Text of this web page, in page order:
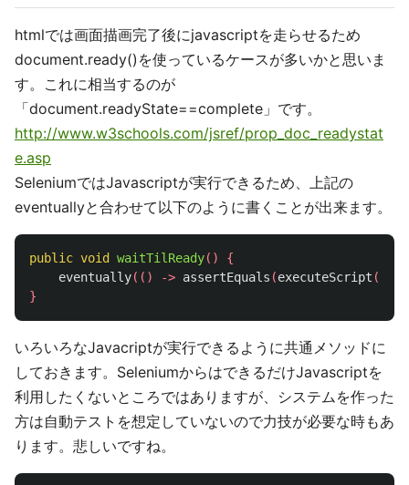
htmlでは画面描画完了後にjavascriptを走らせるため
document.ready()を使っているケースが多いかと思いま
す。これに相当するのが
「document.readyState==complete」です。
http://www.w3schools.com/jsref/prop_doc_readystat
e.asp
SeleniumではJavascriptが実行できるため、上記の
eventuallyと合わせて以下のように書くことが出来ます。
public void waitTilReady()
{
eventually(() -> assertEquals (executeScript (
}
いろいろなJavacriptが実行できるように共通メソッドに
しておきます。SeleniumからはできるだけJavascriptを
利用したくないところではありますが、システムを作った
方は自動テストを想定していないので力技が必要な時もあ
ります。悲しいですね。